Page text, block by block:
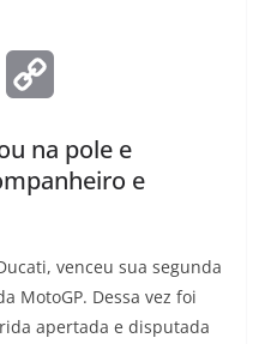
p
L
na pole e
e
venceu sua segunda
MotoGP. Dessa vez foi
apertada e disputada